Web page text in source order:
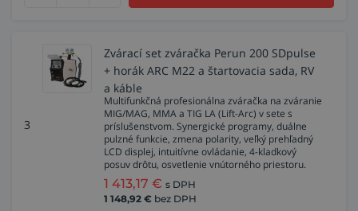
3
Zvárací set zváračka Perun 200 SDpulse
+ horák ARC M22 a štartovacia sada, RV
a káble
Multifunkčná profesionálna zváračka na zváranie
MIG/MAG, MMA a TIG LA (Lift-Arc) v sete s
príslušenstvom. Synergické programy, duálne
pulzné funkcie, zmena polarity, veľký prehľadný
LCD displej, intuitívne ovládanie, 4-kladkový
posuv drôtu, osvetlenie vnútorného priestoru.
1 413,17 € s DPH
1 148,92 € bez DPH